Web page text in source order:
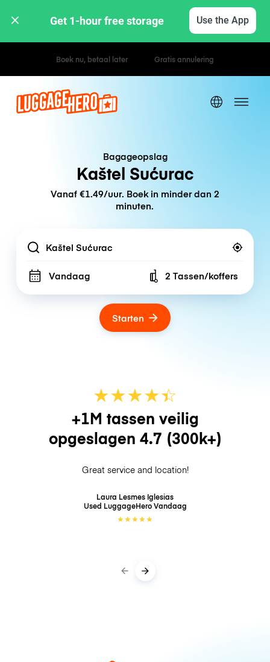
Get 1-hour free storage Use the App
Uur- / dagtarieven
Bagageopslag
Kaštel Sućurac
Vanaf €1.49/uur. Boek in minder dan 2
minuten.
Location
Vandaag Number of bags
2 Tassen/koffers
Starten
★★★★☆
★
+1M tassen veilig
opgeslagen 4.7 (300k+)
Great service and location!
Laura Lesmes Iglesias
Used LuggageHeroVandaag
★★★★★